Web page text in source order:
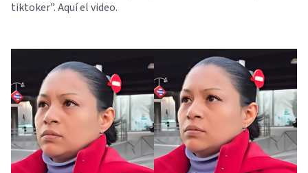
tiktoker”. Aquí el video.